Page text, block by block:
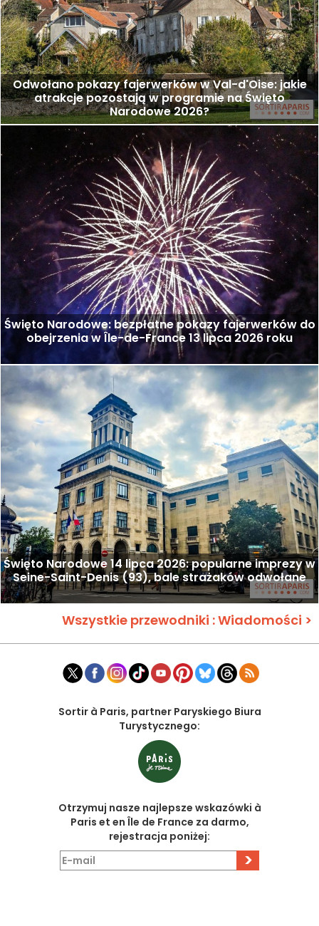
Odwołano pokazy fajerwerków w Val-d'Oise: jakie
atrakcje pozostają w programie na Święto
Narodowe 2026?
Święto Narodowe: bezpłatne pokazy fajerwerków do
obejrzenia w Île-de-France 13 lipca 2026 roku
Święto Narodowe 14 lipca 2026: popularne imprezy w
Seine-Saint-Denis (93), bale strażaków odwołane
Wszystkie przewodniki : Wiadomości >
Sortir à Paris, partner Paryskiego Biura
Turystycznego:
Otrzymuj nasze najlepsze wskazówki à
Paris et en Île de France za darmo,
rejestracja poniżej:
>